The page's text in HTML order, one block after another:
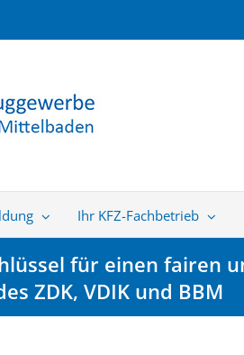
Ihr KFZ-Fachbetrieb
für einen fairen
ZDK, VDIK und BBM